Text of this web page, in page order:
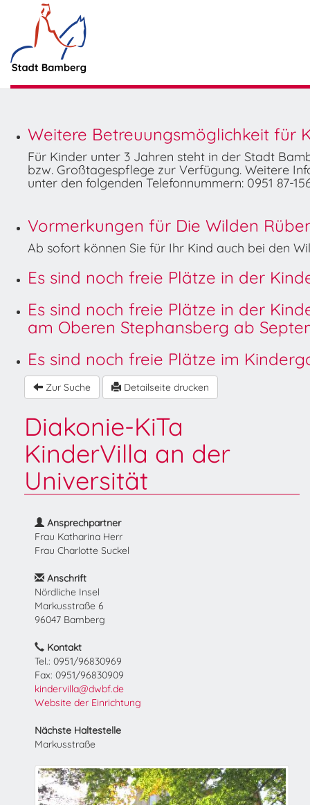
Weitere Betreuungsmöglichkeit für
Für Kinder unter 3 Jahren steht in der Stadt
bzw. Großtagespflege zur Verfügung. Weitere
unter den folgenden Telefonnummern: 0951 87-
Vormerkungen für Die Wilden
Ab sofort können Sie für Ihr Kind auch bei den
Es sind noch freie Plätze in der
Es sind noch freie Plätze in der
am Oberen Stephansberg ab
Es sind noch freie Plätze im
Zur Suche Detailseite drucken
Diakonie-KiTa
KinderVilla an der
Universität
Ansprechpartner
Frau Katharina Herr
Frau Charlotte Suckel
Anschrift
Nördliche Insel
Markusstraße 6
96047 Bamberg
Kontakt
Tel.: 0951/96830969
Fax: 0951/96830909
kindervilla@dwbf.de
Website der Einrichtung
Nächste Haltestelle
Markusstraße